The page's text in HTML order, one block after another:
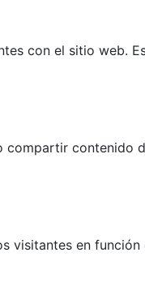
con el sitio web.
en